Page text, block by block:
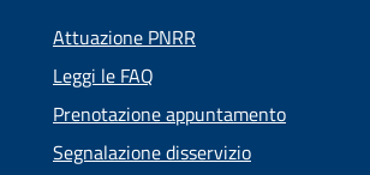
Attuazione PNRR
Leggi le FAQ
Prenotazione appuntamento
Segnalazione disservizio